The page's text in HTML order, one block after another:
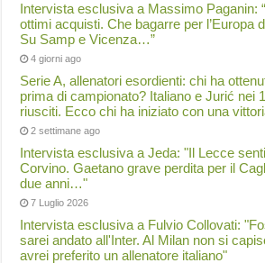
Intervista esclusiva a Massimo Paganin:
ottimi acquisti. Che bagarre per l’Europa
Su Samp e Vicenza…”
4 giorni ago
Serie A, allenatori esordienti: chi ha
prima di campionato? Italiano e Jurić nei
riusciti. Ecco chi ha iniziato con una
2 settimane ago
Intervista esclusiva a Jeda: "Il Lecce
Corvino. Gaetano grave perdita per il
due anni…"
7 Luglio 2026
Intervista esclusiva a Fulvio Collovati:
sarei andato all'Inter. Al Milan non si
avrei preferito un allenatore italiano"